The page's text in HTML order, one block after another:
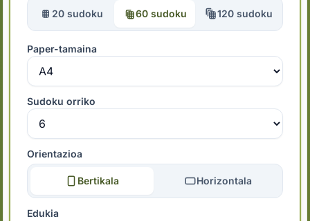
20 sudoku 60 sudoku 120 sudoku
Paper-tamaina
Sudoku orriko
Orientazioa
Bertikala Horizontala
Edukia